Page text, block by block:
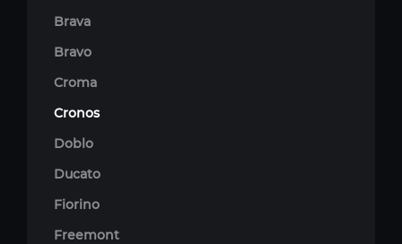
Brava
Bravo
Croma
Cronos
Doblo
Ducato
Fiorino
Freemont